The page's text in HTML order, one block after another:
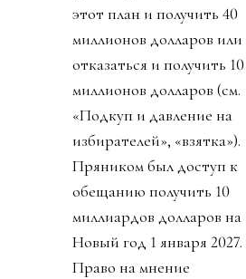
этот план и получить 40
миллионов долларов или
отказаться и получить 10
миллионов долларов (см.
«Подкуп и давление на
избирателей», «взятка»).
Пряником был доступ к
обещанию получить 10
миллиардов долларов на
Новый год 1 января 2027.
Право на мнение